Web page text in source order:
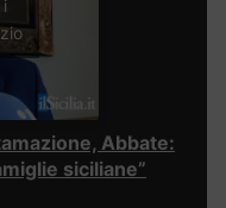
Abbate:
siciliane”